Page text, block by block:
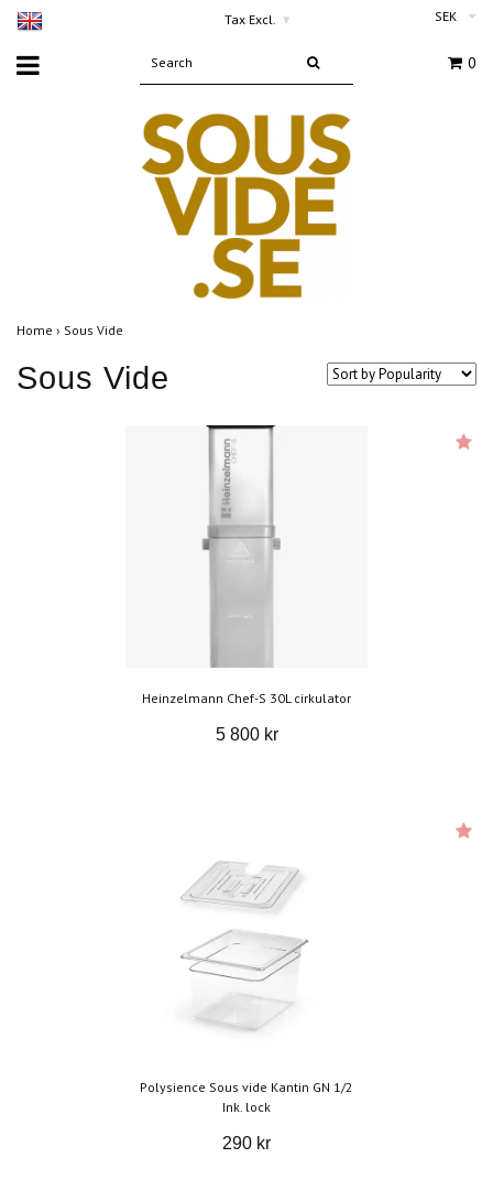
Tax Excl. ▾ SEK
0
Home › Sous Vide
Sous Vide
Heinzelmann Chef-S 30L cirkulator
5 800 kr
Polysience Sous vide Kantin GN 1/2
Ink. lock
290 kr